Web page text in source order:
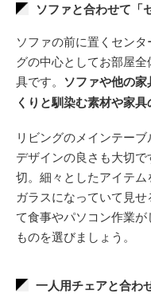
ソファと合わせて「
ソファの前に置くセン
グの中心としてお部屋
具です。 ソファや他の
くりと馴染む素材や家
リビングのメインテーブ
デザインの良さも大切
切。細々としたアイテ
ガラスになっていて見
て食事やパソコン作業
ものを選びましょう。
一人用チェアと合わ